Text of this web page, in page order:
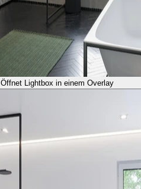
Öffnet Lightbox in einem Overlay